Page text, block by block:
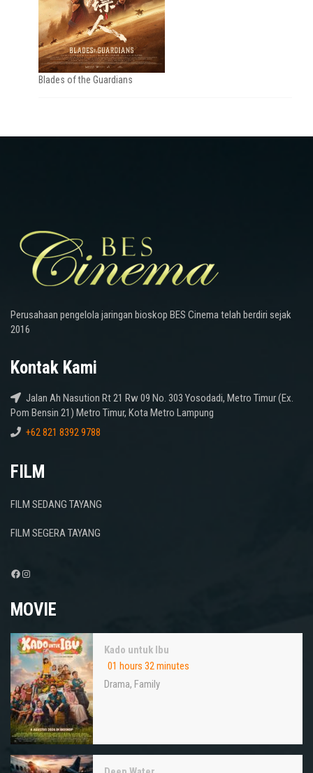
Blades of the Guardians
Perusahaan pengelola jaringan bioskop BES Cinema telah berdiri sejak
2016
Kontak Kami
Jalan Ah Nasution Rt 21 Rw 09 No. 303 Yosodadi, Metro Timur (Ex.
Pom Bensin 21) Metro Timur, Kota Metro Lampung
+62 821 8392 9788
FILM
FILM SEDANG TAYANG
FILM SEGERA TAYANG
Facebook
Instagram
MOVIE
Kado untuk Ibu
01 hours 32 minutes
Drama, Family